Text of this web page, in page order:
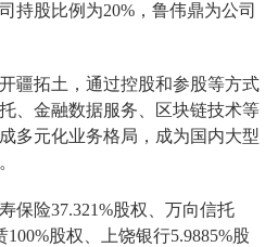
持股比例为20%，鲁伟鼎为公司
疆拓土，通过控股和参股等方式
、金融数据服务、区块链技术等
多元化业务格局，成为国内大型
保险37.321%股权、万向信托
股权、上饶银行5.9885%股